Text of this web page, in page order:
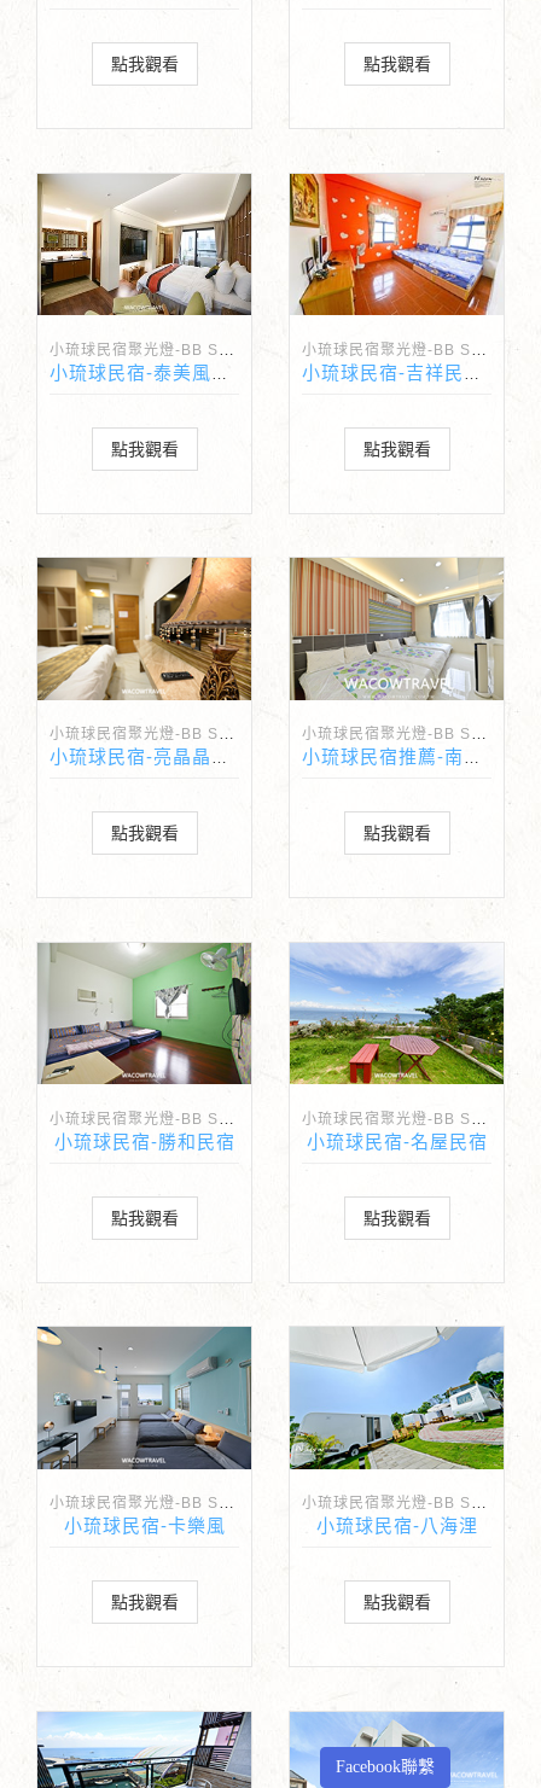
點我觀看 點我觀看
點我觀看 點我觀看
小琉球民宿聚光燈-BB Spotlight
小琉球民宿-亮晶晶民宿
點我觀看
小琉球民宿聚光燈-BB Spotlight
小琉球民宿推薦-南楓民宿
點我觀看
小琉球民宿-勝和民宿
點我觀看
小琉球民宿-名屋民宿
點我觀看
小琉球民宿聚光燈-BB Spotlight
小琉球民宿-卡樂風
點我觀看
小琉球民宿聚光燈-BB Spotlight
小琉球民宿-八海浬
點我觀看
Facebook聯繫